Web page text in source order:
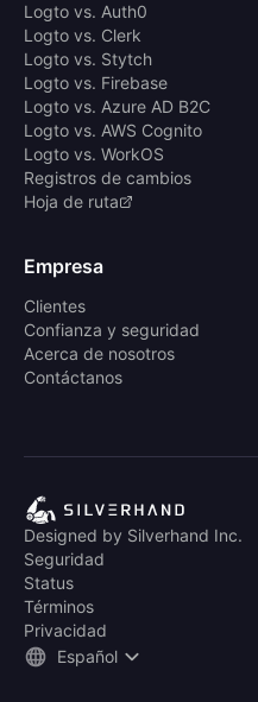
Logto vs. Auth0
Logto vs. Clerk
Logto vs. Stytch
Logto vs. Firebase
Logto vs. Azure AD B2C
Logto vs. AWS Cognito
Logto vs. WorkOS
Registros de cambios
Hoja de ruta
Empresa
Clientes
Confianza y seguridad
Acerca de nosotros
Contáctanos
Designed by Silverhand Inc.
Seguridad
Status
Términos
Privacidad
Español